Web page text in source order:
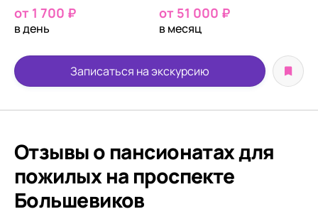
от 1 700 ₽
в день
от 51 000 ₽
в месяц
Записаться на экскурсию
Отзывы о пансионатах для
пожилых на проспекте
Большевиков